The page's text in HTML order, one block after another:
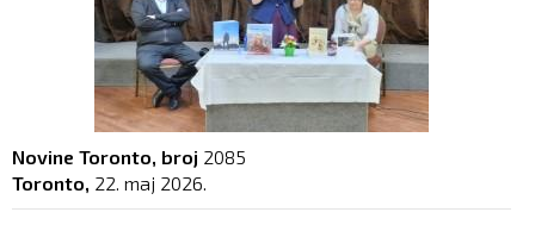
Novine Toronto, broj 2085
Toronto, 22. maj 2026.
Pages